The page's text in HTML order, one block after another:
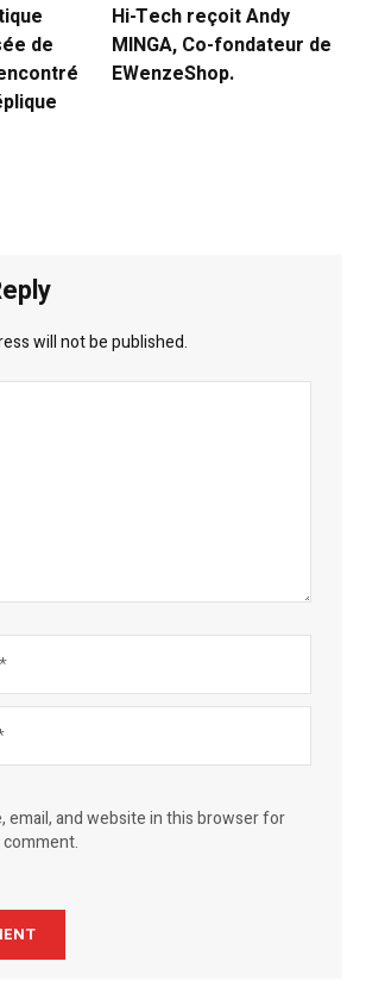
de
Hi-Tech reçoit Andy
MINGA, Co-fondateur de
EWenzeShop.
will not be published.
email, and website in this browser for